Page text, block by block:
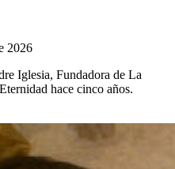
2026
Iglesia, Fundadora de La
hace cinco años.